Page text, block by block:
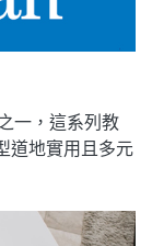
一，這系列教
道地實用且多元